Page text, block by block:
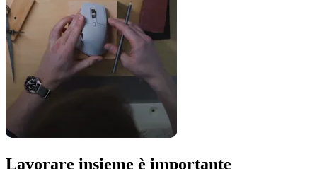
Lavorare insieme è importante